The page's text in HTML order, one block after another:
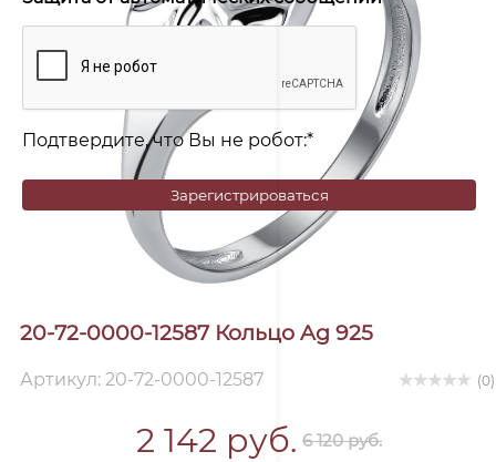
20-72-0000-12587 Кольцо Ag 925
Артикул: 20-72-0000-12587 (0)
2 142 руб. 6 120 руб.
Подтвердите, что Вы не робот:*
Зарегистрироваться